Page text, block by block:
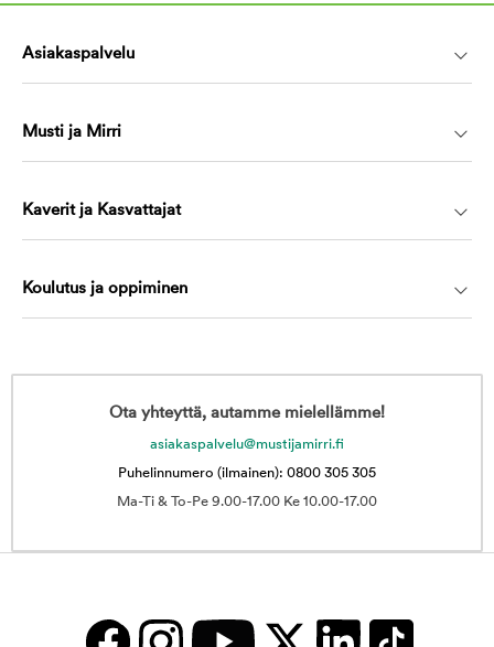
Asiakaspalvelu
Musti ja Mirri
Kaverit ja Kasvattajat
Koulutus ja oppiminen
Ota yhteyttä, autamme mielellämme!
asiakaspalvelu@mustijamirri.fi
Puhelinnumero (ilmainen): 0800 305 305
Ma-Ti & To-Pe 9.00-17.00 Ke 10.00-17.00